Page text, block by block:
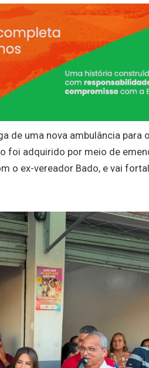
de uma nova ambulância para
foi adquirido por meio de
o ex-vereador Bado, e vai